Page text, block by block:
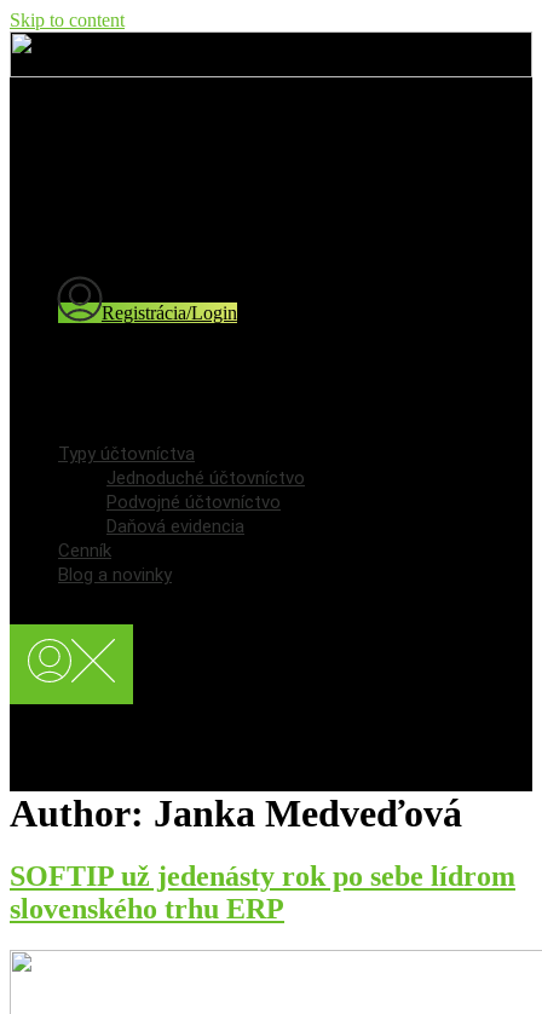
Skip to content
Registrácia/Login
Typy účtovníctva
Jednoduché účtovníctvo
Podvojné účtovníctvo
Daňová evidencia
Cenník
Blog a novinky
Author: Janka Medveďová
SOFTIP už jedenásty rok po sebe lídrom
slovenského trhu ERP